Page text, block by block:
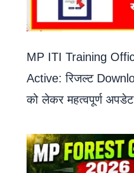
MP ITI Training
Active: रिजल्ट
को लेकर महत्वपूर्ण अपडेट